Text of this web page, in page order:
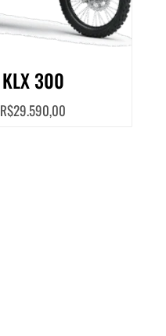
KLX 300
R$29.590,00